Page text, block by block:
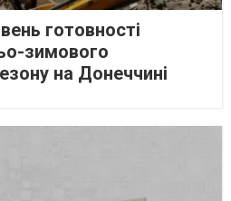
готовності
зимового
на Донеччині